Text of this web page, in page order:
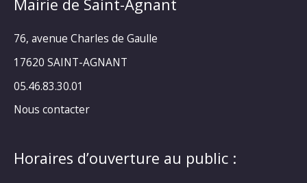
Mairie de Saint-Agnant
76, avenue Charles de Gaulle
17620 SAINT-AGNANT
05.46.83.30.01
Nous contacter
Horaires d’ouverture au public :